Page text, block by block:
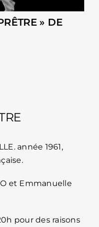
» DE
année 1961,
et Emmanuelle
pour des raisons